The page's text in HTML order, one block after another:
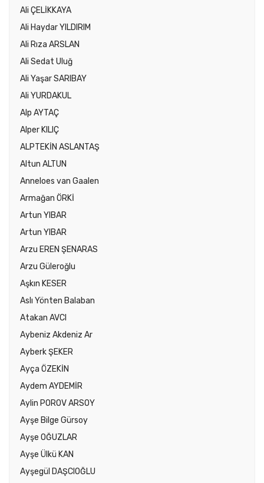
Ali ÇELİKKAYA
Ali Haydar YILDIRIM
Ali Rıza ARSLAN
Ali Sedat Uluğ
Ali Yaşar SARIBAY
Ali YURDAKUL
Alp AYTAÇ
Alper KILIÇ
ALPTEKİN ASLANTAŞ
Altun ALTUN
Anneloes van Gaalen
Armağan ÖRKİ
Artun YIBAR
Artun YIBAR
Arzu EREN ŞENARAS
Arzu Güleroğlu
Aşkın KESER
Aslı Yönten Balaban
Atakan AVCI
Aybeniz Akdeniz Ar
Ayberk ŞEKER
Ayça ÖZEKİN
Aydem AYDEMİR
Aylin POROV ARSOY
Ayşe Bilge Gürsoy
Ayşe OĞUZLAR
Ayşe Ülkü KAN
Ayşegül DAŞCIOĞLU